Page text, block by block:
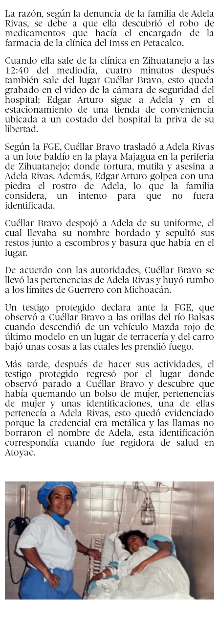
La razón, según la denuncia de la familia de Adela
Rivas, se debe a que ella descubrió el robo de
medicamentos que hacía el encargado de la
farmacia de la clínica del Imss en Petacalco.
Cuando ella sale de la clínica en Zihuatanejo a las
12:40 del mediodía, cuatro minutos después
también sale del lugar Cuéllar Bravo, esto queda
grabado en el video de la cámara de seguridad del
hospital; Edgar Arturo sigue a Adela y en el
estacionamiento de una tienda de conveniencia
ubicada a un costado del hospital la priva de su
libertad.
Según la FGE, Cuéllar Bravo trasladó a Adela Rivas
a un lote baldío en la playa Majagua en la periferia
de Zihuatanejo; donde tortura, mutila y asesina a
Adela Rivas. Además, Edgar Arturo golpea con una
piedra el rostro de Adela, lo que la familia
considera, un intento para que no fuera
identificada.
Cuéllar Bravo despojó a Adela de su uniforme, el
cual llevaba su nombre bordado y sepultó sus
restos junto a escombros y basura que había en el
lugar.
De acuerdo con las autoridades, Cuéllar Bravo se
llevó las pertenencias de Adela Rivas y huyó rumbo
a los límites de Guerrero con Michoacán.
Un testigo protegido declara ante la FGE, que
observó a Cuéllar Bravo a las orillas del río Balsas
cuando descendió de un vehículo Mazda rojo de
último modelo en un lugar de terracería y del carro
bajó unas cosas a las cuales les prendió fuego.
Más tarde, después de hacer sus actividades, el
testigo protegido regresó por el lugar donde
observó parado a Cuéllar Bravo y descubre que
había quemando un bolso de mujer, pertenencias
de mujer y unas identificaciones, una de ellas
pertenecía a Adela Rivas, esto quedó evidenciado
porque la credencial era metálica y las llamas no
borraron el nombre de Adela, esta identificación
correspondía cuando fue regidora de salud en
Atoyac.